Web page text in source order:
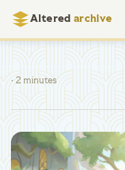
Altered archive
· 2 minutes